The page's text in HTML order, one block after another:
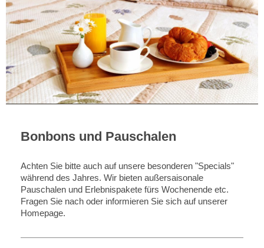
Bonbons und Pauschalen
Achten Sie bitte auch auf unsere besonderen "Specials"
während des Jahres. Wir bieten außersaisonale
Pauschalen und Erlebnispakete fürs Wochenende etc.
Fragen Sie nach oder informieren Sie sich auf unserer
Homepage.